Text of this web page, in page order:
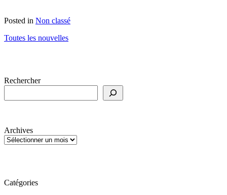
Posted in Non classé
Toutes les nouvelles
Rechercher
Archives
Catégories